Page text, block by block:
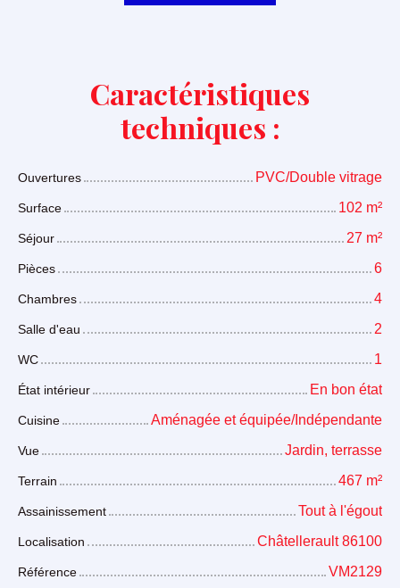
Caractéristiques
techniques :
Ouvertures PVC/Double vitrage
Surface 102 m²
Séjour 27 m²
Pièces 6
Chambres 4
Salle d'eau 2
WC 1
État intérieur En bon état
Cuisine Aménagée et équipée/Indépendante
Vue Jardin, terrasse
Terrain 467 m²
Assainissement Tout à l'égout
Localisation Châtellerault 86100
Référence VM2129